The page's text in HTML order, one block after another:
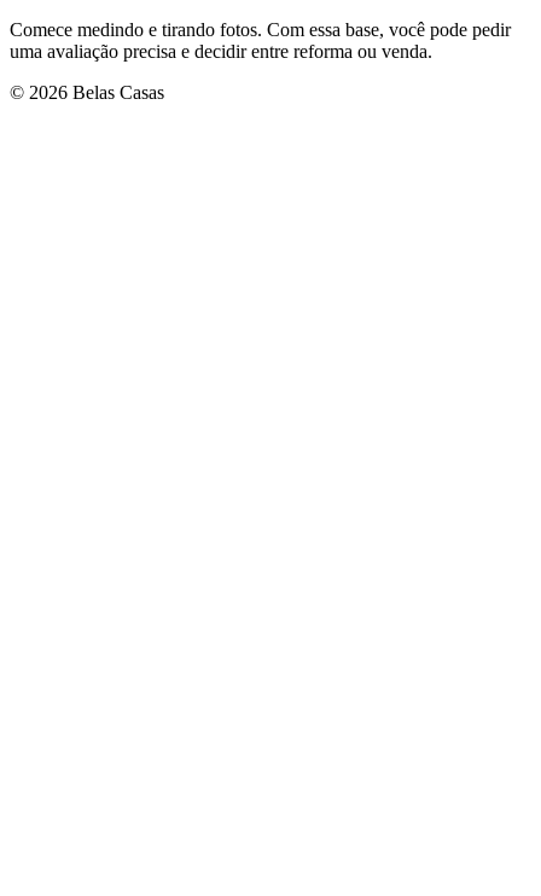
Comece medindo e tirando fotos. Com essa base, você pode pedir
uma avaliação precisa e decidir entre reforma ou venda.
© 2026 Belas Casas